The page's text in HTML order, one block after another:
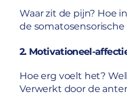
Waar zit de pijn? Hoe
de somatosensorische
2. Motivationeel-
Hoe erg voelt het?
Verwerkt door de